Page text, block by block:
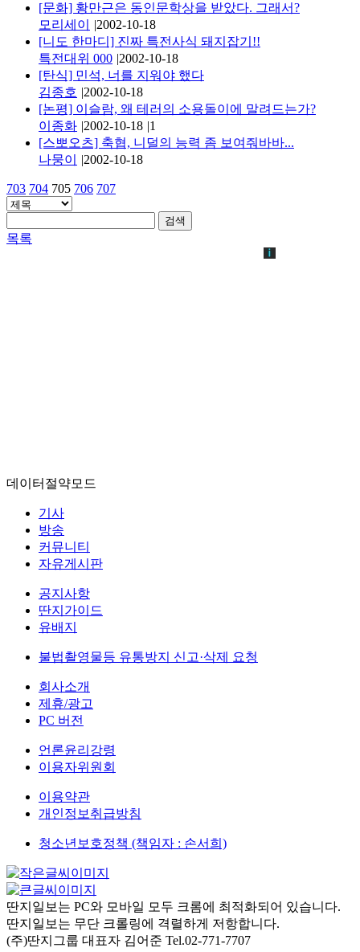
[문화] 황만근은 동인문학상을 받았다. 그래서?
모리세이
|2002-10-18
[니도 한마디] 진짜 특전사식 돼지잡기!!
특전대위 000 |2002-10-18
[탄식] 민석, 너를 지워야 했다
김종호 |2002-10-18
[논평] 이슬람, 왜 테러의 소용돌이에 말려드는가?
이종화 |2002-10-18 |1
[스뽀오츠] 축협, 니덜의 능력 좀 보여줘바바...
나뭉이
|2002-10-18
703 704 705 706 707
검색
목록
데이터절약모드
기사
방송
커뮤니티
자유게시판
공지사항
딴지가이드
유배지
불법촬영물등 유통방지 신고·삭제 요청
회사소개
제휴/광고
PC 버전
언론윤리강령
이용자위원회
이용약관
개인정보취급방침
청소년보호정책 (책임자 : 손서희)
딴지일보는 PC와 모바일 모두 크롬에 최적화되어 있습니다.
딴지일보는 무단 크롤링에 격렬하게 저항합니다.
(주)딴지그룹 대표자 김어준 Tel.02-771-7707